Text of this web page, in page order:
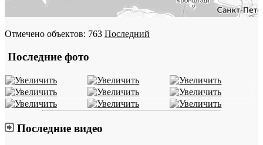
Отмечено объектов: 763 Последний
Последние фото
Последние видео